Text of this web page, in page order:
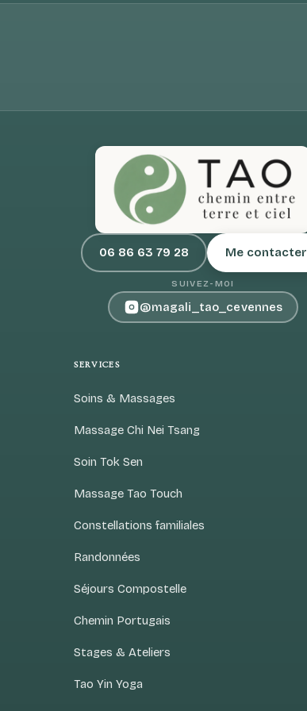
06 86 63 79 28 Me contacter
SUIVEZ-MOI
@magali_tao_cevennes
SERVICES
Soins & Massages
Massage Chi Nei Tsang
Soin Tok Sen
Massage Tao Touch
Constellations familiales
Randonnées
Séjours Compostelle
Chemin Portugais
Stages & Ateliers
Tao Yin Yoga